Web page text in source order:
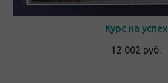
Курс на успех
12 002 руб.